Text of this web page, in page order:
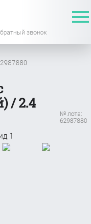
звонок
/ 2.4
№ лота:
62987880